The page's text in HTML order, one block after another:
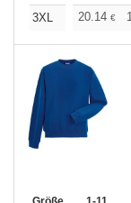
3XL
20.14 €